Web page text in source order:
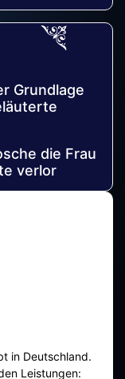
Grundlage
die Frau
verlor
in Deutschland.
Leistungen: